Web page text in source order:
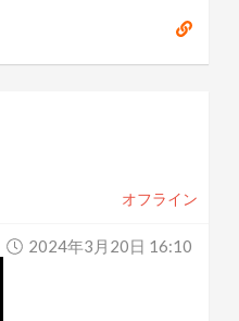
オフライン
2024年3月20日 16:10